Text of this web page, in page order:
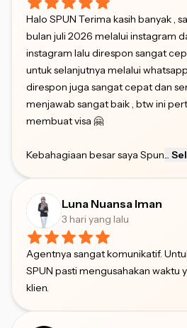
Halo SPUN Terima kasih banyak ,
bulan juli 2026 melalui instagram
instagram lalu direspon sangat
untuk selanjutnya melalui
direspon juga sangat cepat dan
menjawab sangat baik , btw ini
membuat visa 🤗
Kebahagiaan besar saya Spun
Luna Nuansa Iman
3 hari yang lalu
Agentnya sangat komunikatif.
SPUN pasti mengusahakan waktu
klien.